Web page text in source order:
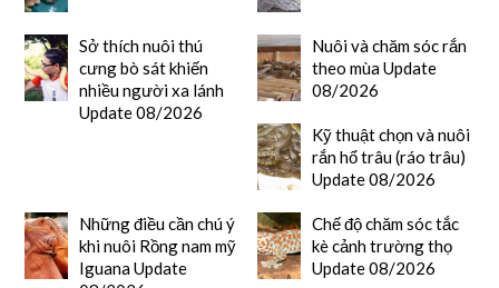
Sở thích nuôi thú
cưng bò sát khiến
nhiều người xa lánh
Update 08/2026
Nuôi và chăm sóc rắn
theo mùa Update
08/2026
Kỹ thuật chọn và nuôi
rắn hổ trâu (ráo trâu)
Update 08/2026
Những điều cần chú ý
khi nuôi Rồng nam mỹ
Iguana Update
Chế độ chăm sóc tắc
kè cảnh trường thọ
Update 08/2026